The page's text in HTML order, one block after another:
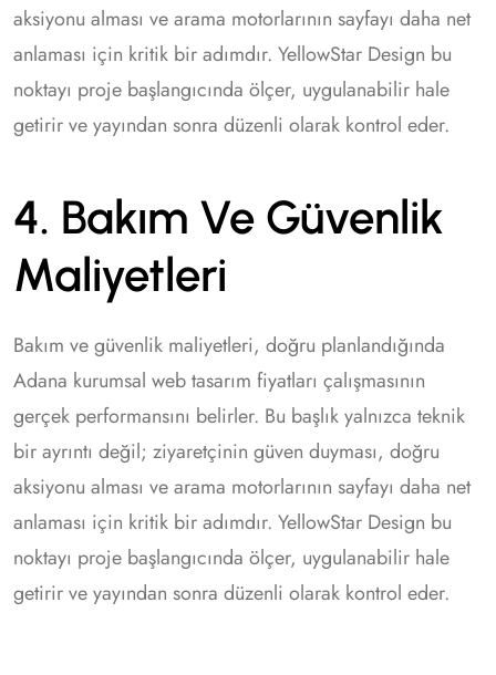
aksiyonu alması ve arama motorlarının sayfayı daha net
anlaması için kritik bir adımdır. YellowStar Design bu
noktayı proje başlangıcında ölçer, uygulanabilir hale
getirir ve yayından sonra düzenli olarak kontrol eder.
4. Bakım Ve Güvenlik
Maliyetleri
Bakım ve güvenlik maliyetleri, doğru planlandığında
Adana kurumsal web tasarım fiyatları çalışmasının
gerçek performansını belirler. Bu başlık yalnızca teknik
bir ayrıntı değil; ziyaretçinin güven duyması, doğru
aksiyonu alması ve arama motorlarının sayfayı daha net
anlaması için kritik bir adımdır. YellowStar Design bu
noktayı proje başlangıcında ölçer, uygulanabilir hale
getirir ve yayından sonra düzenli olarak kontrol eder.